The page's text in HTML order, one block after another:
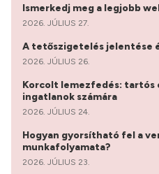
Ismerkedj meg a legjobb
2026. JÚLIUS 27.
A tetőszigetelés jelentése
2026. JÚLIUS 26.
Korcolt lemezfedés: tartós
ingatlanok számára
2026. JÚLIUS 24.
Hogyan gyorsítható fel a
munkafolyamata?
2026. JÚLIUS 23.